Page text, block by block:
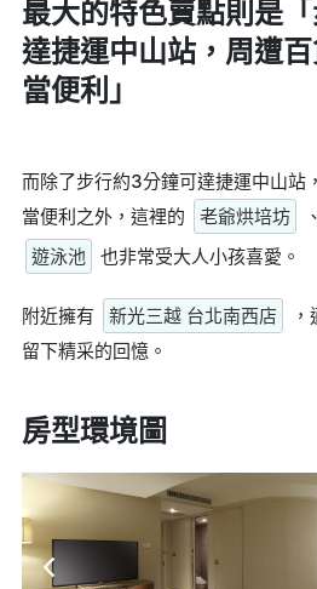
最大的特色賣點則是
達捷運中山站，周遭
當便利」
而除了步行約3分鐘可達捷運中山站
當便利之外，這裡的
老爺烘培坊 、
遊泳池
也非常受大人小孩喜愛。
附近擁有 新光三越 台北南西店
留下精采的回憶。
房型環境圖